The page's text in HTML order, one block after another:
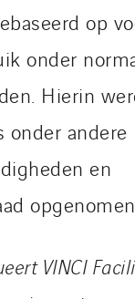
op
onder
Hierin
onder andere
en
opgenomen.
VINCI